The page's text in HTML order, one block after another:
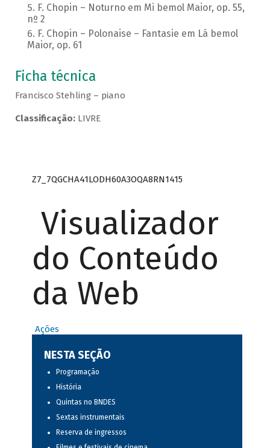
F. Chopin – Noturno em Mi bemol Maior, op. 55,
nº 2
F. Chopin – Polonaise – Fantasie em Lá bemol
Maior, op. 61
Ficha técnica
Francisco Stehling – piano
Classificação:LIVRE
Z7_7QGCHA41LODH60A3OQA8RN1415
Visualizador
do Conteúdo
da Web
Ações
NESTA SEÇÃO
Programação
História
Quintas no BNDES
Sextas instrumentais
Reserva de ingressos